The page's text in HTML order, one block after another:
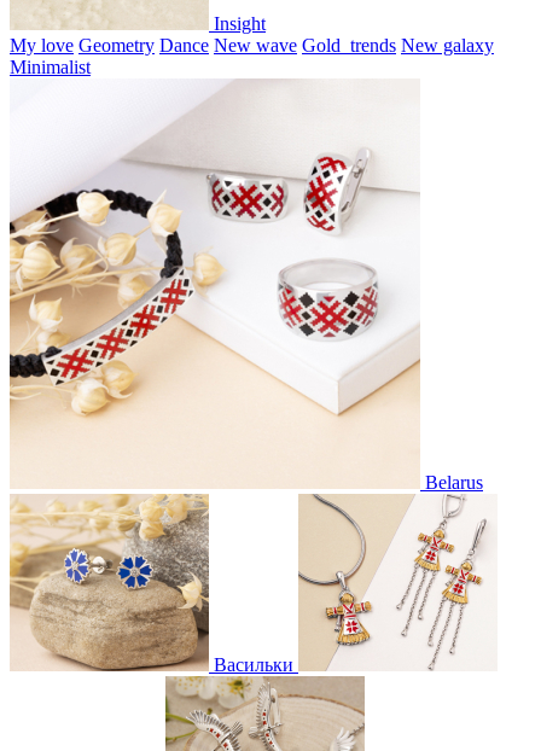
Insight
My love Geometry Dance New wave Gold_trends New galaxy
Minimalist
Belarus
Васильки